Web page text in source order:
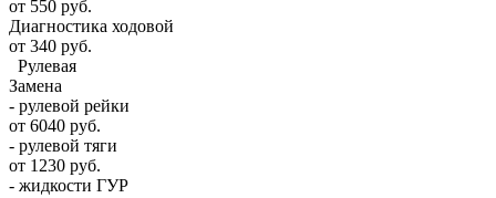
от 550 руб.
Диагностика ходовой
от 340 руб.
Рулевая
Замена
- рулевой рейки
от 6040 руб.
- рулевой тяги
от 1230 руб.
- жидкости ГУР